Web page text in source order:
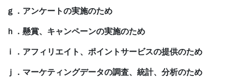
ｇ．アンケートの実施のため
ｈ．懸賞、キャンペーンの実施のため
ｉ．アフィリエイト、ポイントサービスの提供のため
ｊ．マーケティングデータの調査、統計、分析のため